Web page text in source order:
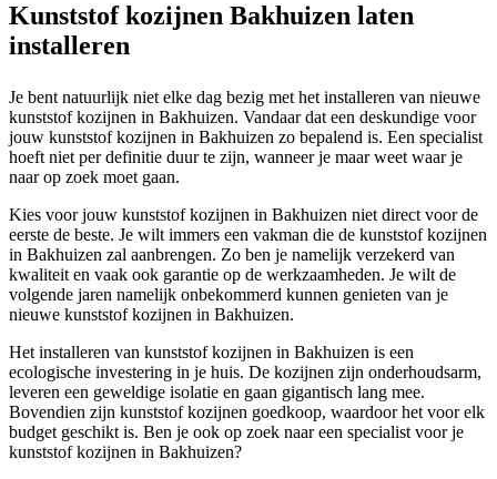
Kunststof kozijnen Bakhuizen laten
installeren
Je bent natuurlijk niet elke dag bezig met het installeren van nieuwe
kunststof kozijnen in Bakhuizen. Vandaar dat een deskundige voor
jouw kunststof kozijnen in Bakhuizen zo bepalend is. Een specialist
hoeft niet per definitie duur te zijn, wanneer je maar weet waar je
naar op zoek moet gaan.
Kies voor jouw kunststof kozijnen in Bakhuizen niet direct voor de
eerste de beste. Je wilt immers een vakman die de kunststof kozijnen
in Bakhuizen zal aanbrengen. Zo ben je namelijk verzekerd van
kwaliteit en vaak ook garantie op de werkzaamheden. Je wilt de
volgende jaren namelijk onbekommerd kunnen genieten van je
nieuwe kunststof kozijnen in Bakhuizen.
Het installeren van kunststof kozijnen in Bakhuizen is een
ecologische investering in je huis. De kozijnen zijn onderhoudsarm,
leveren een geweldige isolatie en gaan gigantisch lang mee.
Bovendien zijn kunststof kozijnen goedkoop, waardoor het voor elk
budget geschikt is. Ben je ook op zoek naar een specialist voor je
kunststof kozijnen in Bakhuizen?